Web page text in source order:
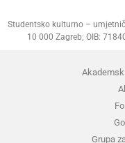
Studentsko kulturno –
10 000 Zagreb; OIB:
Grupa